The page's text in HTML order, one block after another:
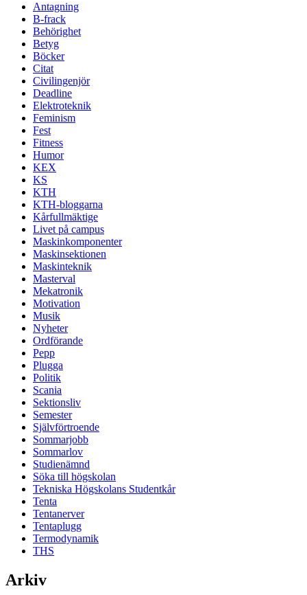
Antagning
B-frack
Behörighet
Betyg
Böcker
Citat
Civilingenjör
Deadline
Elektroteknik
Feminism
Fest
Fitness
Humor
KEX
KS
KTH
KTH-bloggarna
Kårfullmäktige
Livet på campus
Maskinkomponenter
Maskinsektionen
Maskinteknik
Masterval
Mekatronik
Motivation
Musik
Nyheter
Ordförande
Pepp
Plugga
Politik
Scania
Sektionsliv
Semester
Självförtroende
Sommarjobb
Sommarlov
Studienämnd
Söka till högskolan
Tekniska Högskolans Studentkår
Tenta
Tentanerver
Tentaplugg
Termodynamik
THS
Arkiv